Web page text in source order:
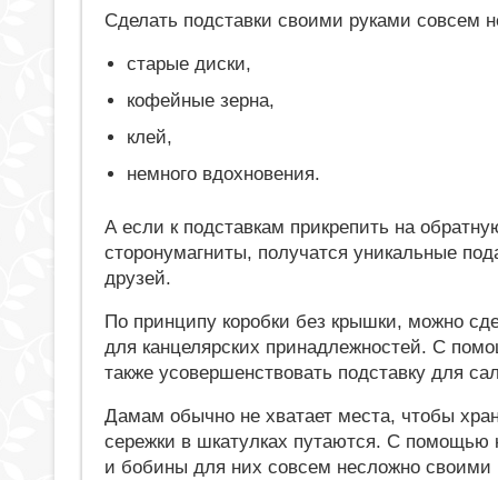
Сделать подставки своими руками совсем
старые диски,
кофейные зерна,
клей,
немного вдохновения.
А если к подставкам прикрепить на
сторонумагниты, получатся уникальные
друзей.
По принципу коробки без крышки, можно
для канцелярских принадлежностей. С
также усовершенствовать подставку для
Дамам обычно не хватает места, чтобы
сережки в шкатулках путаются. С помощью
и бобины для них совсем несложно своими